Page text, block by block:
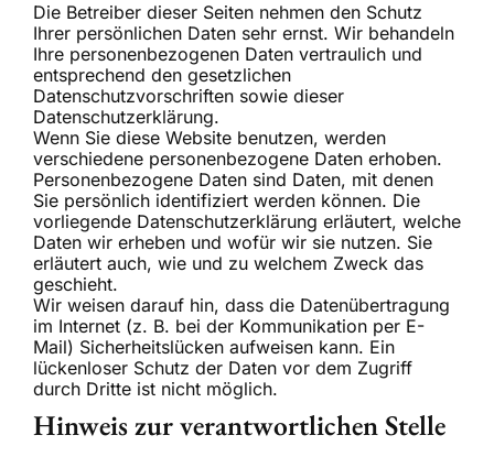
Die Betreiber dieser Seiten nehmen den Schutz
Ihrer persönlichen Daten sehr ernst. Wir behandeln
Ihre personenbezogenen Daten vertraulich und
entsprechend den gesetzlichen
Datenschutzvorschriften sowie dieser
Datenschutzerklärung.
Wenn Sie diese Website benutzen, werden
verschiedene personenbezogene Daten erhoben.
Personenbezogene Daten sind Daten, mit denen
Sie persönlich identifiziert werden können. Die
vorliegende Datenschutzerklärung erläutert, welche
Daten wir erheben und wofür wir sie nutzen. Sie
erläutert auch, wie und zu welchem Zweck das
geschieht.
Wir weisen darauf hin, dass die Datenübertragung
im Internet (z. B. bei der Kommunikation per E-
Mail) Sicherheitslücken aufweisen kann. Ein
lückenloser Schutz der Daten vor dem Zugriff
durch Dritte ist nicht möglich.
Hinweis zur verantwortlichen Stelle